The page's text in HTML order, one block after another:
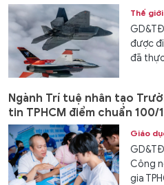
Thế giới
được
đã
Ngành Trí tuệ nhân tạo
tin TPHCM điểm chuẩn 100/
Giáo
Công
gia